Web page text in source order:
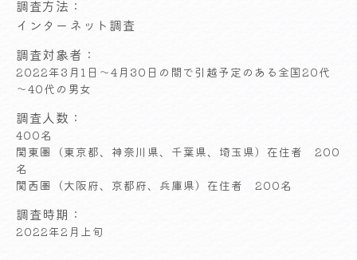
調査方法
インターネット調査
調査対象者
2022年3月1日～4月30日の間で引越予定のある全国20代
～40代の男女
調査人数
400名
関東圏（東京都、神奈川県、千葉県、埼玉県）在住者 200
名
関西圏（大阪府、京都府、兵庫県）在住者 200名
調査時期
2022年2月上旬